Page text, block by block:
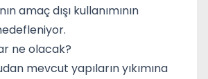
amaç dışı kullanımının
ne olacak?
mevcut yapıların yıkımına